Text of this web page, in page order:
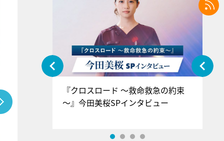
』＝LOV
インタ
『クロスロード ～救命救急の約束
～』今田美桜SPインタビュー